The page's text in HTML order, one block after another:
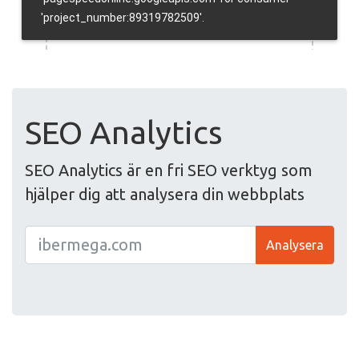
SEO Analytics
SEO Analytics är en fri SEO verktyg som
hjälper dig att analysera din webbplats
Analysera